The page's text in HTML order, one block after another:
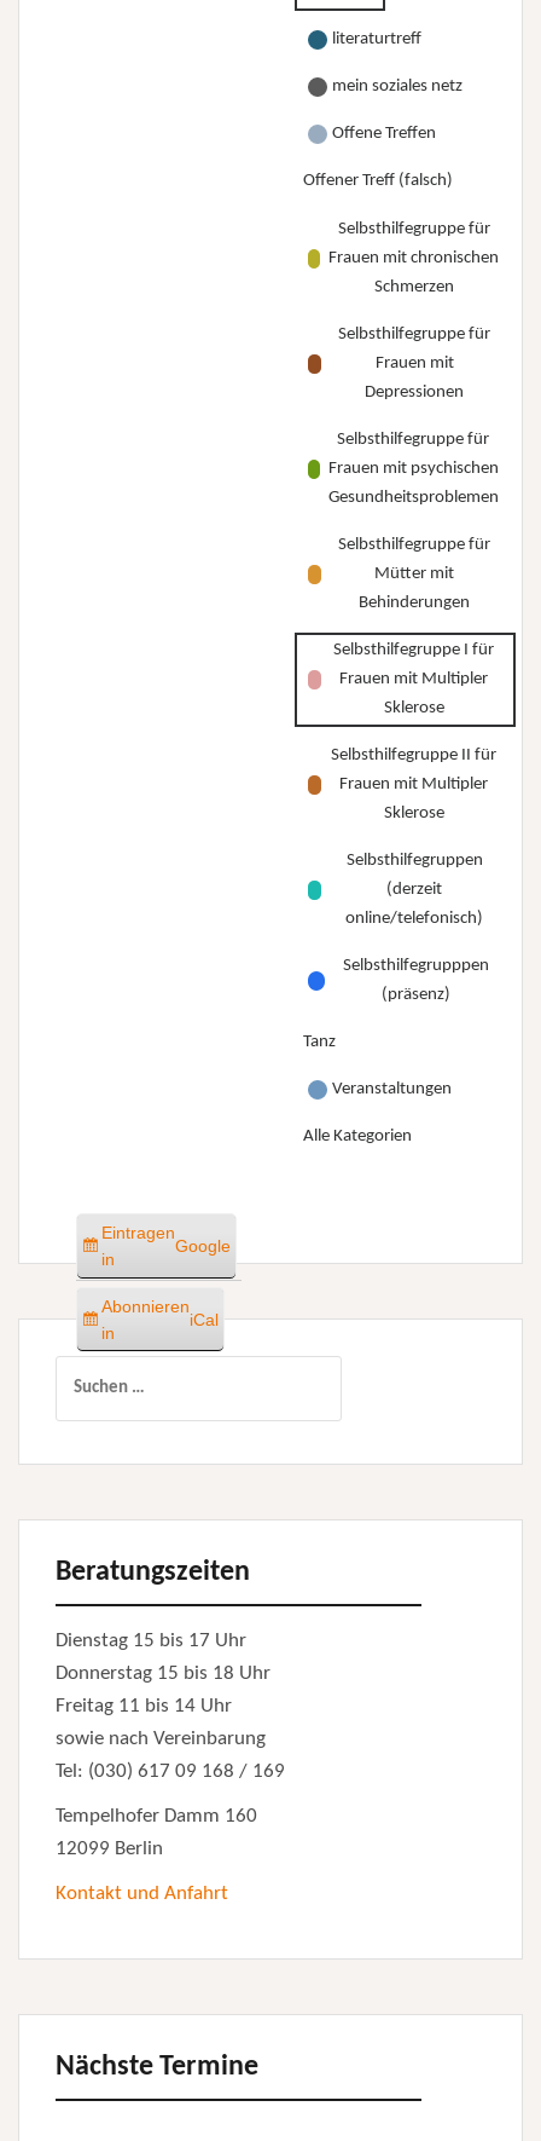
literaturtreff
mein soziales netz
Offene Treffen
Offener Treff (falsch)
Selbsthilfegruppe für
Frauen mit chronischen
Schmerzen
Selbsthilfegruppe für
Frauen mit
Depressionen
Selbsthilfegruppe für
Frauen mit psychischen
Gesundheitsproblemen
Selbsthilfegruppe für
Mütter mit
Behinderungen
Selbsthilfegruppe I für
Frauen mit Multipler
Sklerose
Selbsthilfegruppe II für
Frauen mit Multipler
Sklerose
Selbsthilfegruppen
(derzeit
online/telefonisch)
Selbsthilfegrupppen
(präsenz)
Tanz
Veranstaltungen
Alle Kategorien
Eintragen
in
Google
Abonnieren
in
iCal
Beratungszeiten
Dienstag 15 bis 17 Uhr
Donnerstag 15 bis 18 Uhr
Freitag 11 bis 14 Uhr
sowie nach Vereinbarung
Tel: (030) 617 09 168 / 169
Tempelhofer Damm 160
12099 Berlin
Kontakt und Anfahrt
Nächste Termine